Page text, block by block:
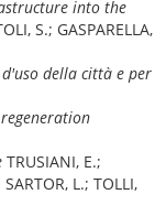
into the
S.; GASPARELLA,
della città e per
TRUSIANI, E.;
L.; TOLLI,